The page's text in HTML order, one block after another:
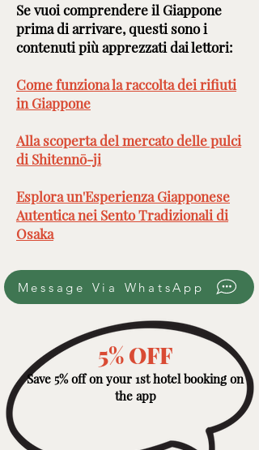
Se vuoi comprendere il Giappone
prima di arrivare, questi sono i
contenuti più apprezzati dai lettori:
Come funziona la raccolta dei rifiuti
in Giappone
Alla scoperta del mercato delle pulci
di Shitennō-ji
Esplora un'Esperienza Giapponese
Autentica nei Sento Tradizionali di
Osaka
Message Via WhatsApp
5% OFF
Save 5% off on your 1st hotel booking on
the app